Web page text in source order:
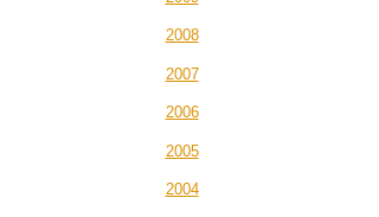
2008
2007
2006
2005
2004